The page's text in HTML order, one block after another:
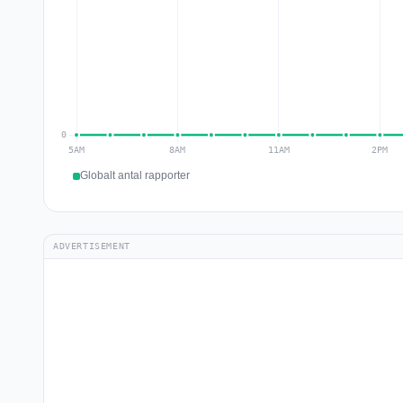
Globalt antal rapporter
ADVERTISEMENT